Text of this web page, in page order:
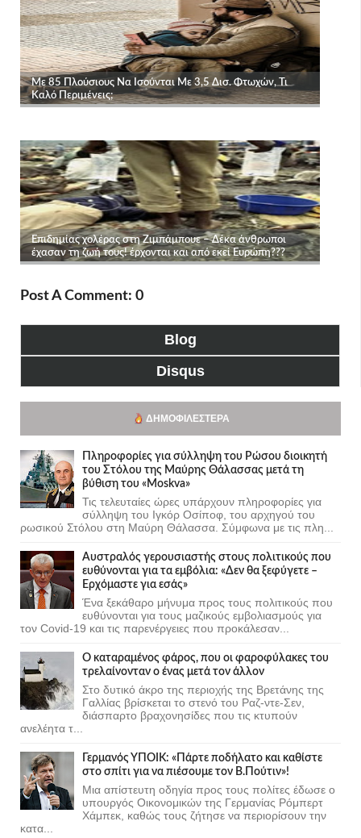
Post A Comment: 0
Blog
Disqus
ΔΗΜΟΦΙΛΈΣΤΕΡΑ
Πληροφορίες για σύλληψη του Ρώσου διοικητή
του Στόλου της Mαύρης Θάλασσας μετά τη
βύθιση του «Moskva»
Τις τελευταίες ώρες υπάρχουν πληροφορίες για
σύλληψη του Ιγκόρ Οσίποφ, του αρχηγού του
ρωσικού Στόλου στη Μαύρη Θάλασσα. Σύμφωνα με τις πλη...
Αυστραλός γερουσιαστής στους πολιτικούς που
ευθύνονται για τα εμβόλια: «Δεν θα ξεφύγετε –
Ερχόμαστε για εσάς»
Ένα ξεκάθαρο μήνυμα προς τους πολιτικούς που
ευθύνονται για τους μαζικούς εμβολιασμούς για
τον Covid-19 και τις παρενέργειες που προκάλεσαν...
Ο καταραμένος φάρος, που οι φαροφύλακες του
τρελαίνονταν ο ένας μετά τον άλλον
Στο δυτικό άκρο της περιοχής της Βρετάνης της
Γαλλίας βρίσκεται το στενό του Ραζ-ντε-Σεν,
διάσπαρτο βραχονησίδες που τις κτυπούν
ανελέητα τ...
Γερμανός ΥΠΟΙΚ: «Πάρτε ποδήλατο και καθίστε
στο σπίτι για να πιέσουμε τον Β.Πούτιν»!
Μια απίστευτη οδηγία προς τους πολίτες έδωσε ο
υπουργός Οικονομικών της Γερμανίας Ρόμπερτ
Χάμπεκ, καθώς τους ζήτησε να περιορίσουν την
κατα...